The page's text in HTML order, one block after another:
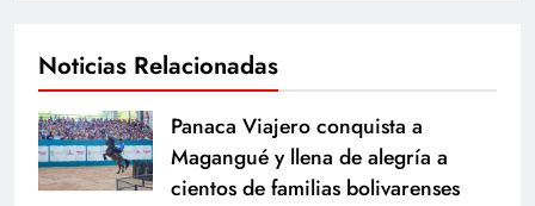
Noticias Relacionadas
Panaca Viajero conquista a
Magangué y llena de alegría a
cientos de familias bolivarenses